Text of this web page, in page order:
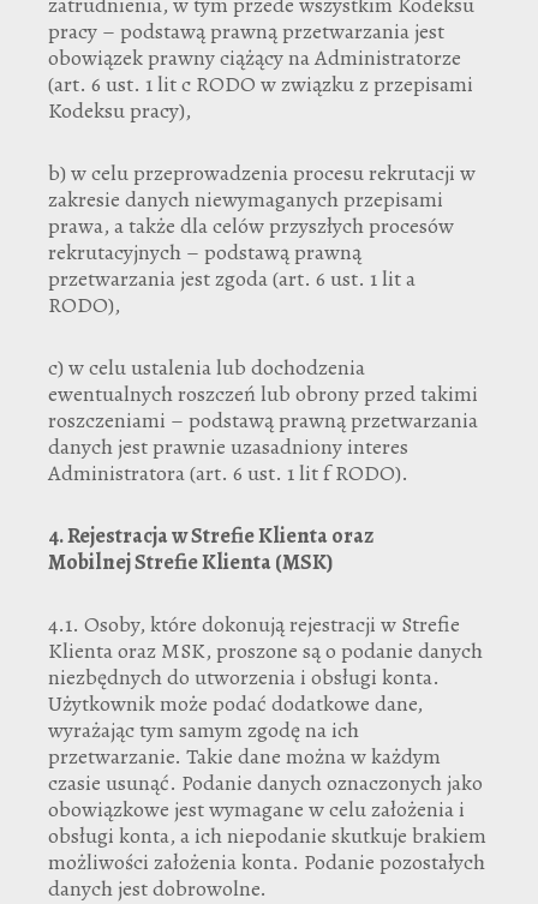
pracy – podstawą prawną przetwarzania jest
obowiązek prawny ciążący na Administratorze
(art. 6 ust. 1 lit c RODO w związku z przepisami
Kodeksu pracy),
b) w celu przeprowadzenia procesu rekrutacji w
zakresie danych niewymaganych przepisami
prawa, a także dla celów przyszłych procesów
rekrutacyjnych – podstawą prawną
przetwarzania jest zgoda (art. 6 ust. 1 lit a
RODO),
c) w celu ustalenia lub dochodzenia
ewentualnych roszczeń lub obrony przed takimi
roszczeniami – podstawą prawną przetwarzania
danych jest prawnie uzasadniony interes
Administratora (art. 6 ust. 1 lit f RODO).
4.Rejestracja w Strefie Klientaoraz
MobilnejStrefie Klienta (MSK)
4.1. Osoby, które dokonują rejestracji w Strefie
Klienta oraz MSK, proszone są o podanie danych
niezbędnych do utworzenia i obsługi konta.
Użytkownik może podać dodatkowe dane,
wyrażając tym samym zgodę na ich
przetwarzanie. Takie dane można w każdym
czasie usunąć. Podanie danych oznaczonych jako
obowiązkowe jest wymagane w celu założenia i
obsługi konta, a ich niepodanie skutkuje brakiem
możliwości założenia konta. Podanie pozostałych
danych jest dobrowolne.